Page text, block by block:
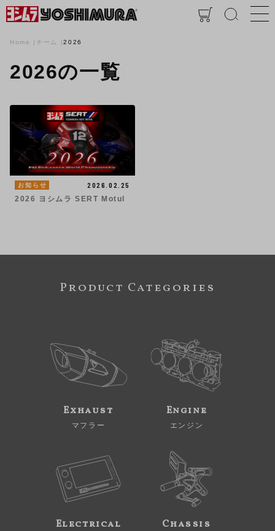
Home チーム 2026
2026の一覧
お知らせ
2026.02.25
2026 ヨシムラ SERT Motul
Product Categories
Exhaust
マフラー
Engine
エンジン
Electrical Chassis